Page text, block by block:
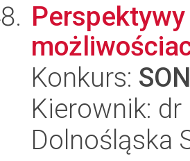
Konkurs:
Kierownik:
Dolnośląska